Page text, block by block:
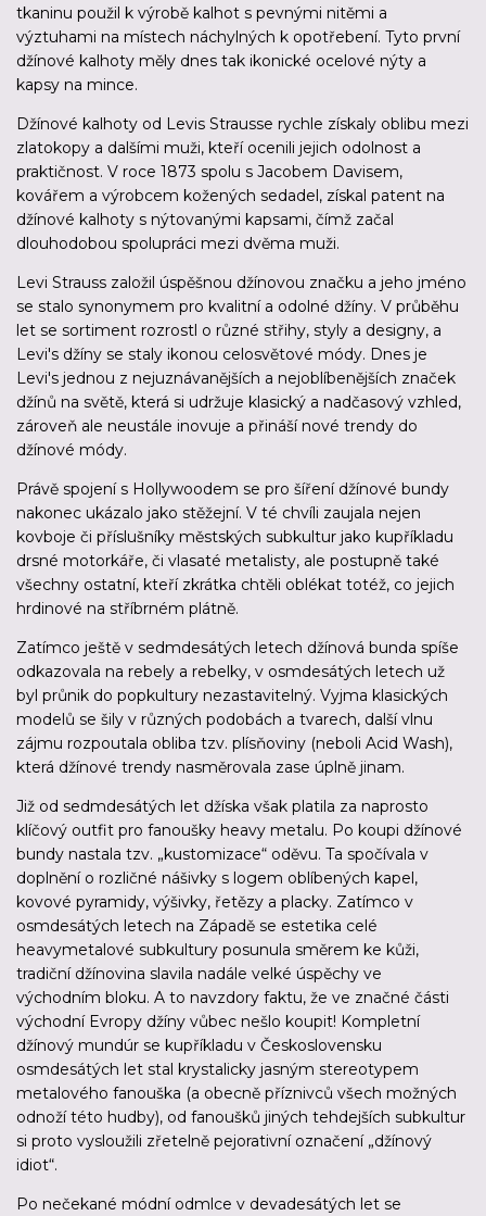
tkaninu použil k výrobě kalhot s pevnými nitěmi a
výztuhami na místech náchylných k opotřebení. Tyto první
džínové kalhoty měly dnes tak ikonické ocelové nýty a
kapsy na mince.
Džínové kalhoty od Levis Strausse rychle získaly oblibu mezi
zlatokopy a dalšími muži, kteří ocenili jejich odolnost a
praktičnost. V roce 1873 spolu s Jacobem Davisem,
kovářem a výrobcem kožených sedadel, získal patent na
džínové kalhoty s nýtovanými kapsami, čímž začal
dlouhodobou spolupráci mezi dvěma muži.
Levi Strauss založil úspěšnou džínovou značku a jeho jméno
se stalo synonymem pro kvalitní a odolné džíny. V průběhu
let se sortiment rozrostl o různé střihy, styly a designy, a
Levi's džíny se staly ikonou celosvětové módy. Dnes je
Levi's jednou z nejuznávanějších a nejoblíbenějších značek
džínů na světě, která si udržuje klasický a nadčasový vzhled,
zároveň ale neustále inovuje a přináší nové trendy do
džínové módy.
Právě spojení s Hollywoodem se pro šíření džínové bundy
nakonec ukázalo jako stěžejní. V té chvíli zaujala nejen
kovboje či příslušníky městských subkultur jako kupříkladu
drsné motorkáře, či vlasaté metalisty, ale postupně také
všechny ostatní, kteří zkrátka chtěli oblékat totéž, co jejich
hrdinové na stříbrném plátně.
Zatímco ještě v sedmdesátých letech džínová bunda spíše
odkazovala na rebely a rebelky, v osmdesátých letech už
byl průnik do popkultury nezastavitelný. Vyjma klasických
modelů se šily v různých podobách a tvarech, další vlnu
zájmu rozpoutala obliba tzv. plísňoviny (neboli Acid Wash),
která džínové trendy nasměrovala zase úplně jinam.
Již od sedmdesátých let džíska však platila za naprosto
klíčový outfit pro fanoušky heavy metalu. Po koupi džínové
bundy nastala tzv. „kustomizace“ oděvu. Ta spočívala v
doplnění o rozličné nášivky s logem oblíbených kapel,
kovové pyramidy, výšivky, řetězy a placky. Zatímco v
osmdesátých letech na Západě se estetika celé
heavymetalové subkultury posunula směrem ke kůži,
tradiční džínovina slavila nadále velké úspěchy ve
východním bloku. A to navzdory faktu, že ve značné části
východní Evropy džíny vůbec nešlo koupit! Kompletní
džínový mundúr se kupříkladu v Československu
osmdesátých let stal krystalicky jasným stereotypem
metalového fanouška (a obecně příznivců všech možných
odnoží této hudby), od fanoušků jiných tehdejších subkultur
si proto vysloužili zřetelně pejorativní označení „džínový
idiot“.
Po nečekané módní odmlce v devadesátých let se